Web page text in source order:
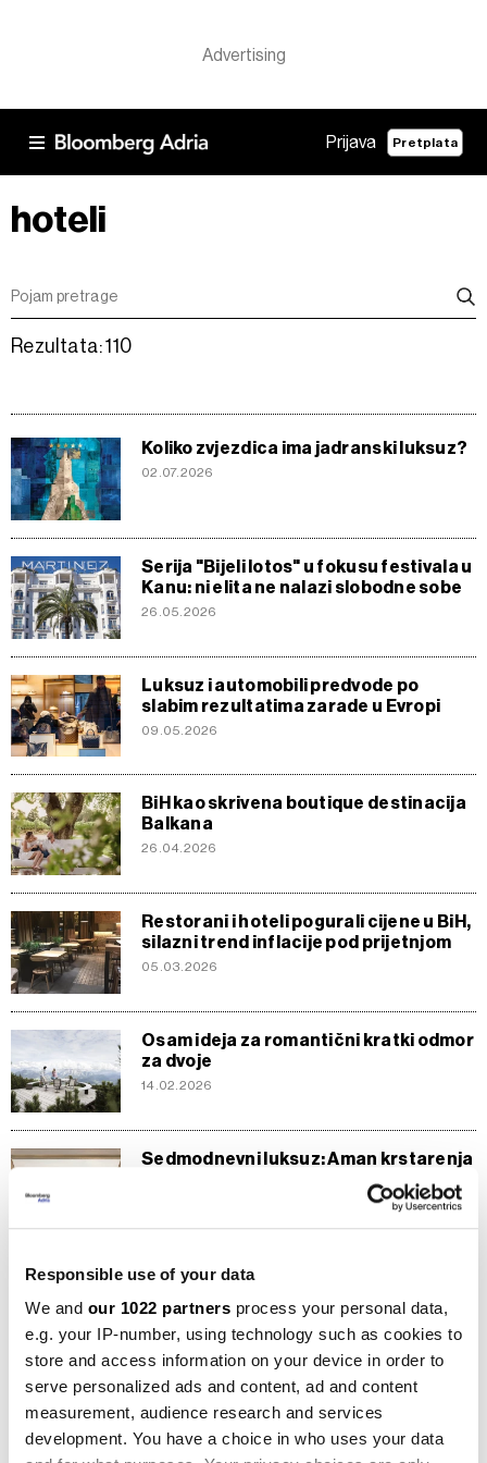
Responsible use of your data
We and our 1022 partners process your personal data,
e.g. your IP-number, using technology such as cookies to
store and access information on your device in order to
serve personalized ads and content, ad and content
measurement, audience research and services
development. You have a choice in who uses your data
Prijava Pretplata
hoteli
Rezultata: 110
Koliko zvjezdica ima jadranski luksuz?
02.07.2026
Serija "Bijeli lotos" u fokusu festivala u
Kanu: ni elita ne nalazi slobodne sobe
26.05.2026
Luksuz i automobili predvode po
slabim rezultatima zarade u Evropi
09.05.2026
BiH kao skrivena boutique destinacija
Balkana
26.04.2026
Restorani i hoteli pogurali cijene u BiH,
silazni trend inflacije pod prijetnjom
05.03.2026
Osam ideja za romantični kratki odmor
za dvoje
14.02.2026
Sedmodnevni luksuz: Aman krstarenja
Sedam ideja za skijaški odmor dok još
ima snijega
09.02.2026
Gdje odsjesti u Milanu tokom ZOI, ako
tražite luksuz
07.02.2026